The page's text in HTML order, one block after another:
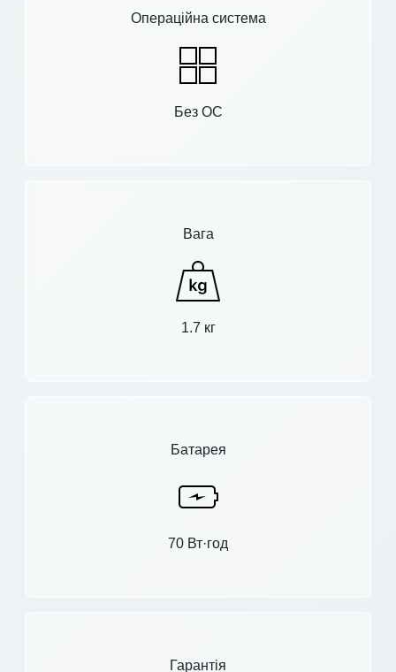
Операційна система
Без ОС
Вага
1.7 кг
Батарея
70 Вт·год
Гарантія